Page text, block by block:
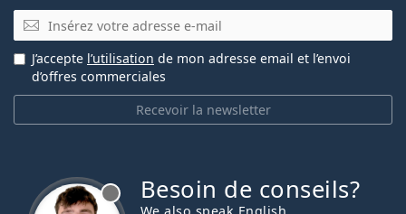
E-mail
Recevoir la newsletter
J’accepte l’utilisation de mon adresse email et l’envoi
d’offres commerciales
Besoin de conseils?